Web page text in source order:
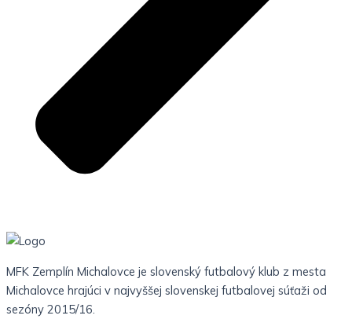
MFK Zemplín Michalovce je slovenský futbalový klub z mesta
Michalovce hrajúci v najvyššej slovenskej futbalovej súťaži od
sezóny 2015/16.